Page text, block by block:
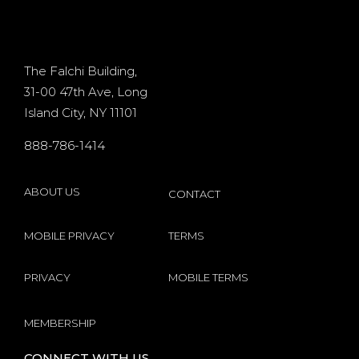
existing
players
Microgaming
The Falchi Building,
31-00 47th Ave, Long
Island City, NY 11101
888-786-1414
ABOUT US CONTACT
MOBILE PRIVACY TERMS
PRIVACY MOBILE TERMS
MEMBERSHIP